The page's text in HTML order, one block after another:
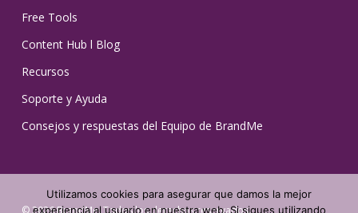
Free Tools
Content Hub l Blog
Recursos
Soporte y Ayuda
Consejos y respuestas del Equipo de BrandMe
© 2026 BrandMe. Todos los derechos reservados.
Utilizamos cookies para asegurar que damos la mejor
experiencia al usuario en nuestra web. Si sigues utilizando